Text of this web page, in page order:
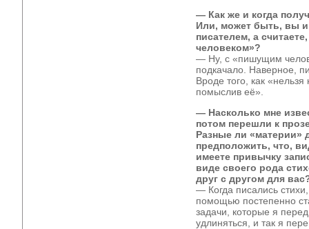
— Как же и когда
Или, может быть, вы и
писателем, а
человеком»?
— Ну, с «пишущим
подкачало. Наверное,
Вроде того, как
помыслив её».
— Насколько мне
потом перешли к
Разные ли «материи»
предположить, что,
имеете привычку
виде своего рода
друг с другом для
— Когда писались
помощью постепенно
задачи, которые я
удлиняться, и так я